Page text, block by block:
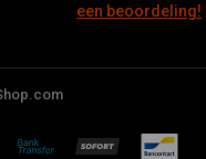
een beoordeling!